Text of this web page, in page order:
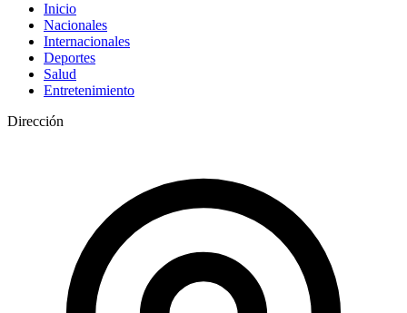
Inicio
Nacionales
Internacionales
Deportes
Salud
Entretenimiento
Dirección